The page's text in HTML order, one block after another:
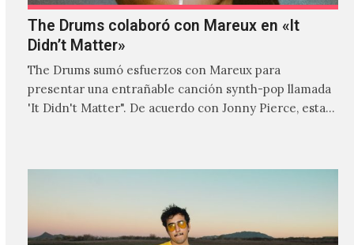
The Drums colaboró con Mareux en «It
Didn’t Matter»
The Drums sumó esfuerzos con Mareux para
presentar una entrañable canción synth-pop llamada
'It Didn't Matter". De acuerdo con Jonny Pierce, esta